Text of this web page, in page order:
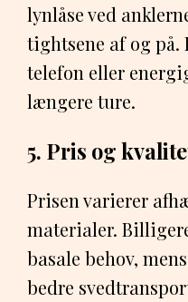
lynlåse ved
tightsene af og
telefon eller
længere ture.
5. Pris og
Prisen varierer
materialer.
basale behov,
bedre